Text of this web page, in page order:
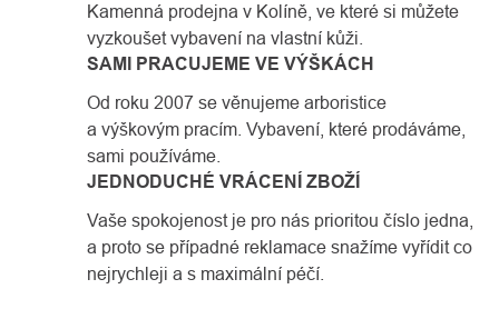
Kamenná prodejna v Kolíně, ve které si můžete
vyzkoušet vybavení na vlastní kůži.
SAMI PRACUJEME VE VÝŠKÁCH
Od roku 2007 se věnujeme arboristice
a výškovým pracím. Vybavení, které prodáváme,
sami používáme.
JEDNODUCHÉ VRÁCENÍ ZBOŽÍ
Vaše spokojenost je pro nás prioritou číslo jedna,
a proto se případné reklamace snažíme vyřídit co
nejrychleji a s maximální péčí.